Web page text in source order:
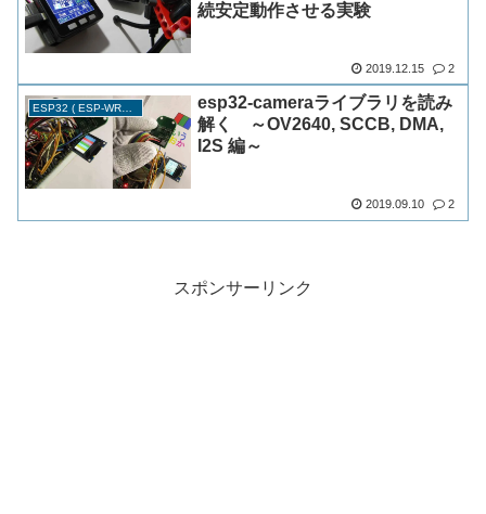
続安定動作させる実験
2019.12.15 2
ESP32 ( ESP-WROOM-32 )
esp32-cameraライブラリを読み
解く ～OV2640, SCCB, DMA,
I2S 編～
2019.09.10 2
スポンサーリンク